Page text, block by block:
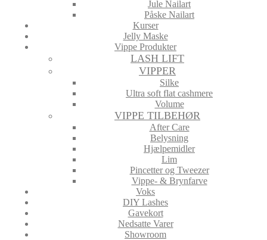
Jule Nailart
Påske Nailart
Kurser
Jelly Maske
Vippe Produkter
LASH LIFT
VIPPER
Silke
Ultra soft flat cashmere
Volume
VIPPE TILBEHØR
After Care
Belysning
Hjælpemidler
Lim
Pincetter og Tweezer
Vippe- & Brynfarve
Voks
DIY Lashes
Gavekort
Nedsatte Varer
Showroom